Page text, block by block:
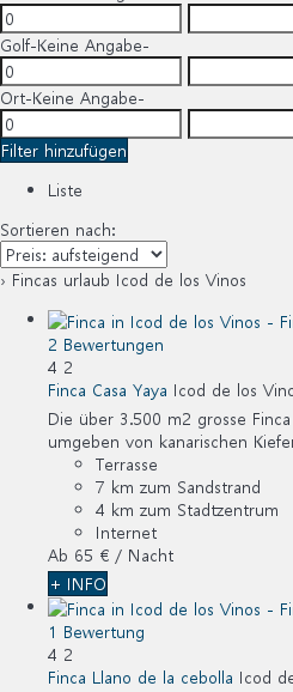
Golf-Keine Angabe-
Ort-Keine Angabe-
Filter hinzufügen
Liste
Sortieren nach:
› Fincas urlaub Icod de los Vinos
2 Bewertungen
4 2
Finca Casa Yaya Icod de los
Die über 3.500 m2 grosse
umgeben von kanarischen
Terrasse
7 km zum Sandstrand
4 km zum Stadtzentrum
Internet
Ab 65 € / Nacht
+ INFO
1 Bewertung
4 2
Finca Llano de la cebolla Icod